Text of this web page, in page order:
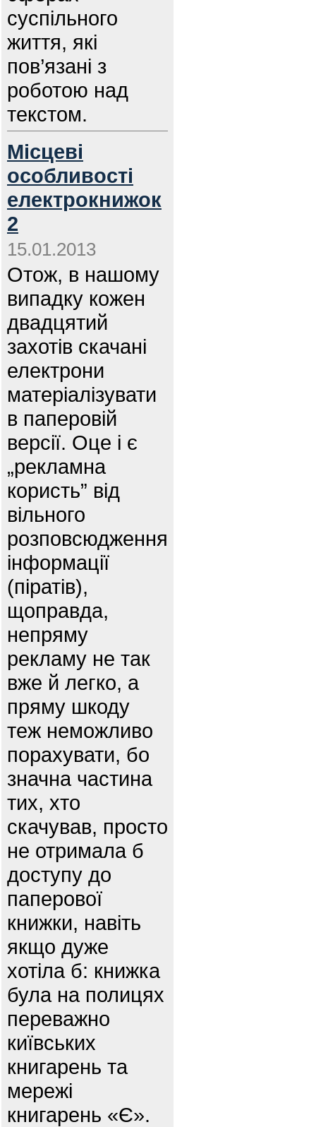
суспільного
життя, які
пов’язані з
роботою над
текстом.
Місцеві
особливості
електрокнижок
2
15.01.2013
Отож, в нашому
випадку кожен
двадцятий
захотів скачані
електрони
матеріалізувати
в паперовій
версії. Оце і є
„рекламна
користь” від
вільного
розповсюдження
інформації
(піратів),
щоправда,
непряму
рекламу не так
вже й легко, а
пряму шкоду
теж неможливо
порахувати, бо
значна частина
тих, хто
скачував, просто
не отримала б
доступу до
паперової
книжки, навіть
якщо дуже
хотіла б: книжка
була на полицях
переважно
київських
книгарень та
мережі
книгарень «Є».